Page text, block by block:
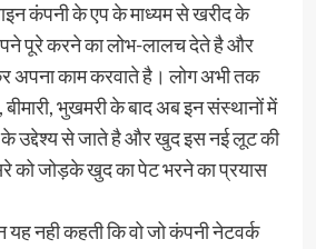
कंपनी के एप के माध्यम से खरीद के
पूरे करने का लोभ-लालच देते है और
अपना काम करवाते है। लोग अभी तक
बीमारी, भुखमरी के बाद अब इन संस्थानों में
उद्देश्य से जाते है और खुद इस नई लूट की
को जोड़के खुद का पेट भरने का प्रयास
यह नही कहती कि वो जो कंपनी नेटवर्क